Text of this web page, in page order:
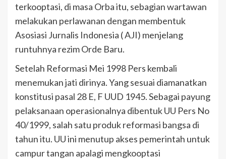
terkooptasi, di masa Orba itu, sebagian wartawan
melakukan perlawanan dengan membentuk
Asosiasi Jurnalis Indonesia ( AJI) menjelang
runtuhnya rezim Orde Baru.
Setelah Reformasi Mei 1998 Pers kembali
menemukan jati dirinya. Yang sesuai diamanatkan
konstitusi pasal 28 E, F UUD 1945. Sebagai payung
pelaksanaan operasionalnya dibentuk UU Pers No
40/1999, salah satu produk reformasi bangsa di
tahun itu. UU ini menutup akses pemerintah untuk
campur tangan apalagi mengkooptasi